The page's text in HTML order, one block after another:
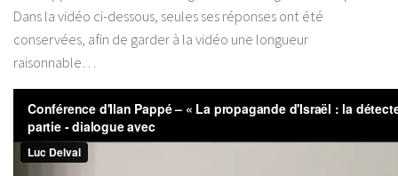
Dans la vidéo ci-dessous, seules ses réponses ont été
conservées, afin de garder à la vidéo une longueur
raisonnable…